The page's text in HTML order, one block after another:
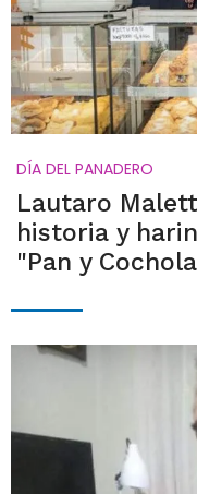
DÍA DEL PANADERO
Lautaro
historia y
"Pan y